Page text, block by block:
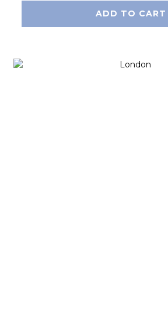
ADD TO CART